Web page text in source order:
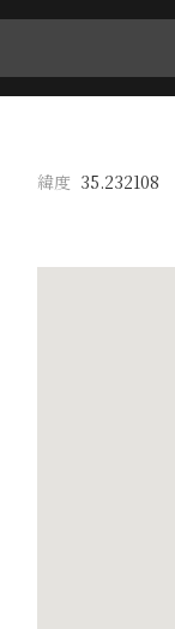
緯度 35.232108